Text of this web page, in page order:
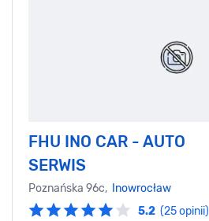
FHU INO CAR - AUTO
SERWIS
Poznańska 96c,
Inowrocław
5.2 (25 opinii)